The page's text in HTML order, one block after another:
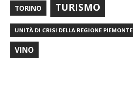
TORINO TURISMO
UNITÀ DI CRISI DELLA REGIONE PIEMONTE
VINO